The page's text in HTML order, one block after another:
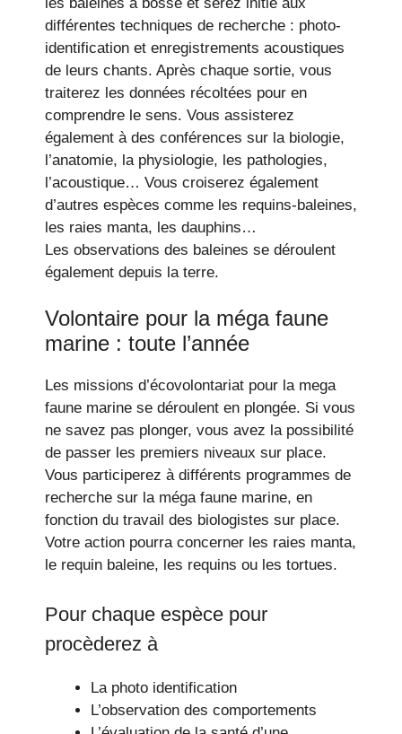
différentes techniques de recherche : photo-
identification et enregistrements acoustiques
de leurs chants. Après chaque sortie, vous
traiterez les données récoltées pour en
comprendre le sens. Vous assisterez
également à des conférences sur la biologie,
l’anatomie, la physiologie, les pathologies,
l’acoustique… Vous croiserez également
d’autres espèces comme les requins-baleines,
les raies manta, les dauphins…
Les observations des baleines se déroulent
également depuis la terre.
Volontaire pour la méga faune
marine : toute l’année
Les missions d’écovolontariat pour la mega
faune marine se déroulent en plongée. Si vous
ne savez pas plonger, vous avez la possibilité
de passer les premiers niveaux sur place.
Vous participerez à différents programmes de
recherche sur la méga faune marine, en
fonction du travail des biologistes sur place.
Votre action pourra concerner les raies manta,
le requin baleine, les requins ou les tortues.
Pour chaque espèce pour
procèderez à
La photo identification
L’observation des comportements